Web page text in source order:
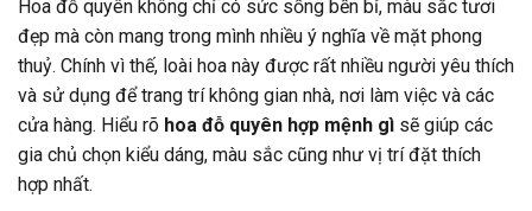
Hoa đỗ quyên không chỉ có sức sống bền bỉ, màu sắc tươi
đẹp mà còn mang trong mình nhiều ý nghĩa về mặt phong
thuỷ. Chính vì thế, loài hoa này được rất nhiều người yêu thích
và sử dụng để trang trí không gian nhà, nơi làm việc và các
cửa hàng. Hiểu rõ hoa đỗ quyên hợp mệnh gì sẽ giúp các
gia chủ chọn kiểu dáng, màu sắc cũng như vị trí đặt thích
hợp nhất.